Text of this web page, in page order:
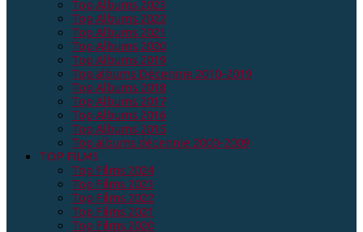
Top Albums 2023
Top Albums 2022
Top Albums 2021
Top Albums 2020
Top Albums 2019
Top albums Décennie 2010-2019
Top Albums 2018
Top Albums 2017
Top Albums 2016
Top Albums 2015
Top albums décennie 2000-2009
TOP FILMS
Top Films 2024
Top Films 2023
Top Films 2022
Top Films 2021
Top Films 2020